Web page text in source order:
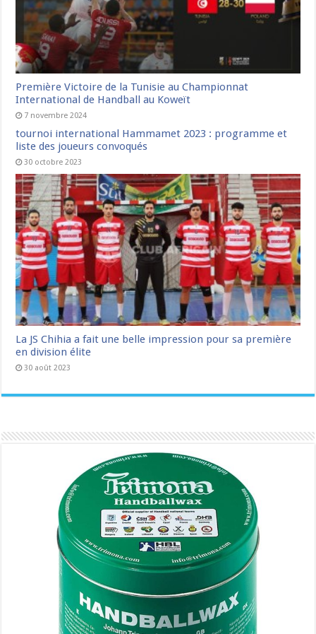
Première Victoire de la Tunisie au Championnat
International de Handball au Koweït
7 novembre 2024
tournoi international Hammamet 2023 : programme et
liste des joueurs convoqués
30 octobre 2023
La JS Chihia a fait une belle impression pour sa première
en division élite
30 août 2023